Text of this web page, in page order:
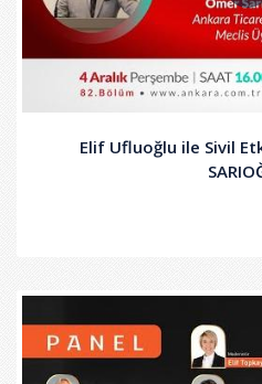
Elif Ufluoğlu ile Sivil